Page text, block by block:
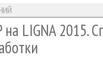
на LIGNA 2015.